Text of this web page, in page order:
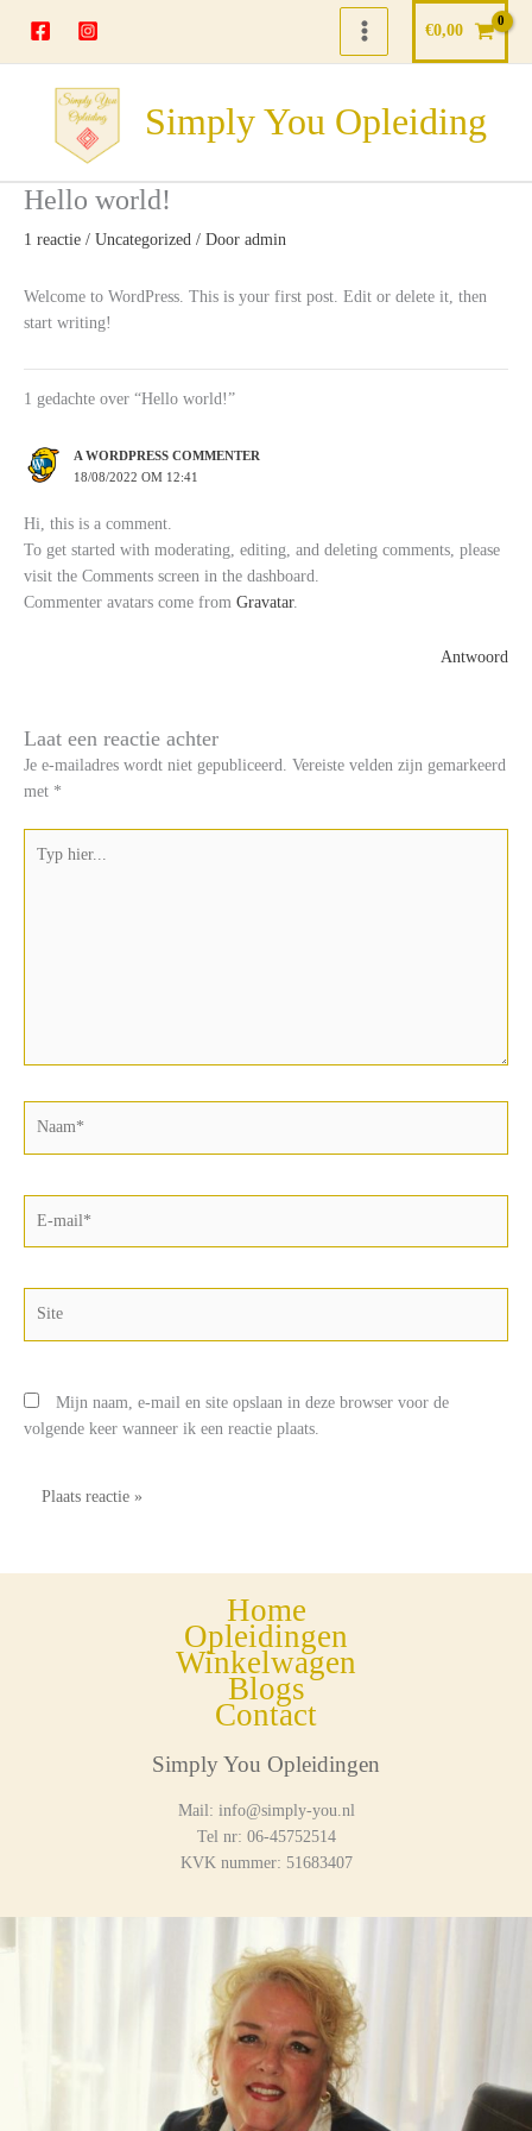
de
€0,00
Simply You Opleiding
Hello world!
1 reactie / Uncategorized / Door admin
Welcome to WordPress. This is your first post. Edit or delete it, then
start writing!
1 gedachte over “Hello world!”
A WORDPRESS COMMENTER
18/08/2022 OM 12:41
Hi, this is a comment.
To get started with moderating, editing, and deleting comments, please
visit the Comments screen in the dashboard.
Commenter avatars come from Gravatar.
Antwoord
Laat een reactie achter
Je e-mailadres wordt niet gepubliceerd. Vereiste velden zijn gemarkeerd
met *
hier...
mail*
Mijn naam, e-mail en site opslaan in deze browser voor de
volgende keer wanneer ik een reactie plaats.
Home
Opleidingen
Winkelwagen
Blogs
Contact
Simply You Opleidingen
Mail: info@simply-you.nl
Tel nr: 06-45752514
KVK nummer: 51683407